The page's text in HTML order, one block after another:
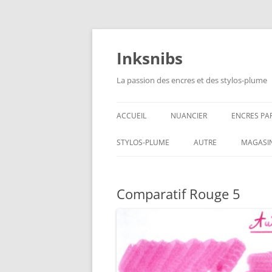
Aller
contenu
Inksnibs
La passion des encres et des stylos-plume
ACCUEIL NUANCIER ENCRES
ENCRES
ENCRES
ENCRES
ENCRES
ENCRES
STYLOS-PLUME AUTRE
CULINAIRE
Comparatif Rouge 5